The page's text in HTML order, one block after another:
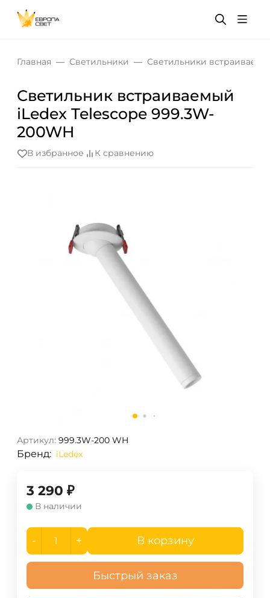
Главная Светильники Светильники
Светильник встраиваемый
iLedex Telescope 999.3W-
200WH
В избранное К сравнению
Артикул: 999.3W-200 WH
Бренд: iLedex
3 290 ₽
В наличии
- + В корзину
Быстрый заказ